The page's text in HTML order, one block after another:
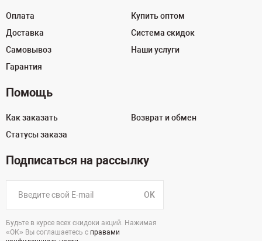
Оплата
Доставка
Самовывоз
Гарантия
Купить оптом
Система скидок
Наши услуги
Помощь
Как заказать
Статусы заказа
Возврат и обмен
Подписаться на рассылку
OK
Будьте в курсе всех скидоки акций. Нажимая
«ОК» Вы соглашаетесь с правами